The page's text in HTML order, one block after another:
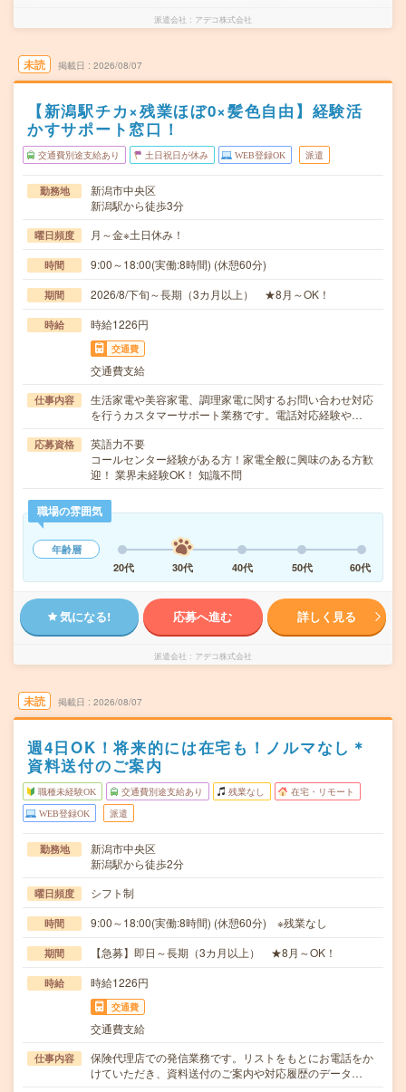
派遣会社 アデコ株式会社
未読 掲載日 2026/08/07
【新潟駅チカ×残業ほぼ0×髪色自由】経験活
かすサポート窓口！
交通費別途支給あり 土日祝日が休み WEB登録OK 派遣
勤務地
新潟市中央区
新潟駅から徒歩3分
曜日頻度 月～金※土日休み！
時間 9:00～18:00(実働:8時間) (休憩60分)
期間 2026/8/下旬～長期（3カ月以上） ★8月～OK！
時給 時給1226円
交通費
交通費支給
仕事内容
生活家電や美容家電、調理家電に関するお問い合わせ対応
を行うカスタマーサポート業務です。電話対応経験や…
応募資格
英語力不要
コールセンター経験がある方！家電全般に興味のある方歓
迎！ 業界未経験OK！ 知識不問
職場の雰囲気
年齢層
20代
30代 40代 50代 60代
気になる! 応募へ進む 詳しく見る
派遣会社 アデコ株式会社
未読 掲載日 2026/08/07
週4日OK！将来的には在宅も！ノルマなし＊
資料送付のご案内
職種未経験OK 交通費別途支給あり 残業なし 在宅・リモート
WEB登録OK 派遣
勤務地
新潟市中央区
新潟駅から徒歩2分
曜日頻度 シフト制
時間 9:00～18:00(実働:8時間) (休憩60分) ※残業なし
期間 【急募】即日～長期（3カ月以上） ★8月～OK！
時給 時給1226円
交通費
交通費支給
仕事内容
保険代理店での発信業務です。リストをもとにお電話をか
けていただき、資料送付のご案内や対応履歴のデータ…